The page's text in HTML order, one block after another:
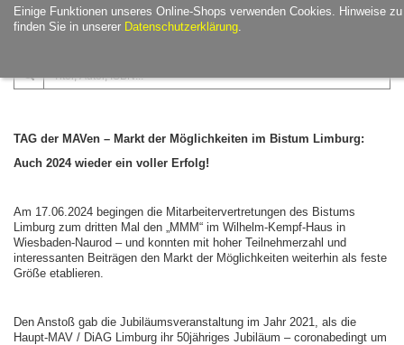
Einige Funktionen unseres Online-Shops verwenden Cookies. Hinweise
finden Sie in unserer Datenschutzerklärung.
TAG der MAVen – Markt der Möglichkeiten im Bistum Limburg:
Auch 2024 wieder ein voller Erfolg!
Am 17.06.2024 begingen die Mitarbeitervertretungen des Bistums
Limburg zum dritten Mal den „MMM“ im Wilhelm-Kempf-Haus in
Wiesbaden-Naurod – und konnten mit hoher Teilnehmerzahl und
interessanten Beiträgen den Markt der Möglichkeiten weiterhin als feste
Größe etablieren.
Den Anstoß gab die Jubiläumsveranstaltung im Jahr 2021, als die
Haupt-MAV / DiAG Limburg ihr 50jähriges Jubiläum – coronabedingt um